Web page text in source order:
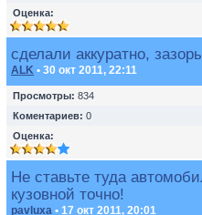
Оценка:
сделали аккуратно,
ALK • 30 окт 2011, 22:11
Просмотры: 834
Коментариев: 0
Оценка:
Не ставьте туда
кузовной точно!
pavluxa • 17 окт 2011, 20:01